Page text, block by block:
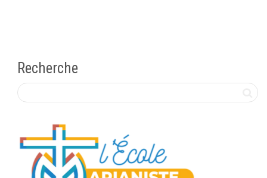
Recherche